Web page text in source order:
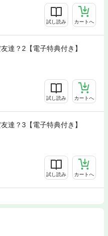
試し読み カートへ
達？2【電子特典付き】
試し読み カートへ
達？3【電子特典付き】
試し読み カートへ